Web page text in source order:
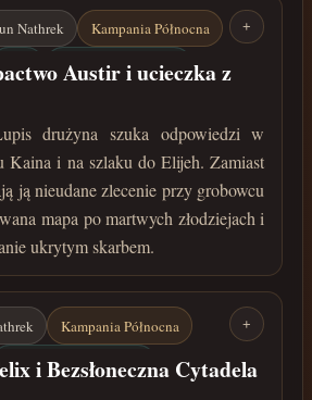
Nathrek
Kampania Północna
Kain
Grobowiec Randalla
przed Zaćmieniem
+
Austir i ucieczka z
drużyna szuka odpowiedzi w
Kaina i na szlaku do Elijeh. Zamiast
ją nieudane zlecenie przy grobowcu
mapa po martwych złodziejach i
ukrytym skarbem.
Kampania Północna
Bezsłoneczna Cytadela
+
i Bezsłoneczna Cytadela